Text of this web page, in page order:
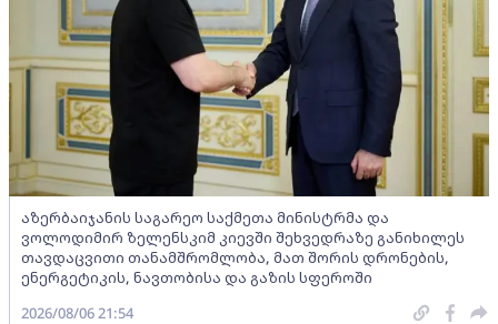
აზერბაიჯანის საგარეო საქმეთა მინისტრმა და
ვოლოდიმირ ზელენსკიმ კიევში შეხვედრაზე განიხილეს
თავდაცვითი თანამშრომლობა, მათ შორის დრონების,
ენერგეტიკის, ნავთობისა და გაზის სფეროში
2026/08/06 21:54